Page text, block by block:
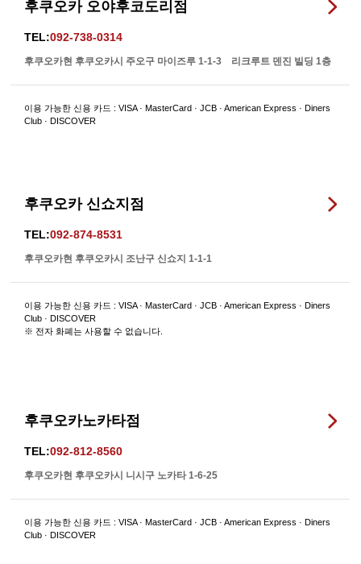
후쿠오카 오야후코도리점
TEL:092-738-0314
후쿠오카현 후쿠오카시 주오구 마이즈루 1-1-3 리크루트 덴진 빌딩 1층
이용 가능한 신용 카드 : VISA · MasterCard · JCB · American Express · Diners
Club · DISCOVER
후쿠오카 신쇼지점
TEL:092-874-8531
후쿠오카현 후쿠오카시 조난구 신쇼지 1-1-1
이용 가능한 신용 카드 : VISA · MasterCard · JCB · American Express · Diners
Club · DISCOVER
※ 전자 화폐는 사용할 수 없습니다.
후쿠오카노카타점
TEL:092-812-8560
후쿠오카현 후쿠오카시 니시구 노카타 1-6-25
이용 가능한 신용 카드 : VISA · MasterCard · JCB · American Express · Diners
Club · DISCOVER